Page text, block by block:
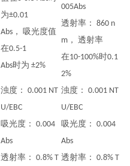
为±0.01
Abs， 吸光度值
在0.5-1
Abs时为 ±2%
005Abs
透射率： 860 n
m， 透射率
在10-100%时0.1
2%
浊度： 0.001 NT
U/EBC
吸光度： 0.004
Abs
透射率： 0.8% T
浊度： 0.001 NT
U/EBC
吸光度： 0.004
Abs
透射率： 0.8% T